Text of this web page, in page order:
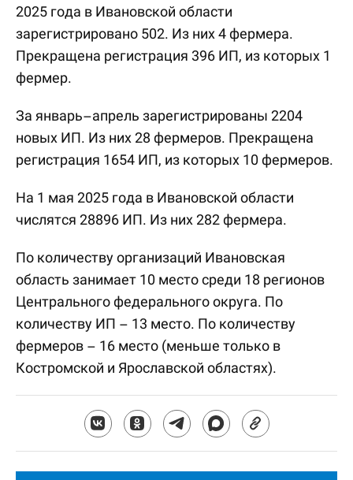
2025 года в Ивановской области
зарегистрировано 502. Из них 4 фермера.
Прекращена регистрация 396 ИП, из которых 1
фермер.
За январь–апрель зарегистрированы 2204
новых ИП. Из них 28 фермеров. Прекращена
регистрация 1654 ИП, из которых 10 фермеров.
На 1 мая 2025 года в Ивановской области
числятся 28896 ИП. Из них 282 фермера.
По количеству организаций Ивановская
область занимает 10 место среди 18 регионов
Центрального федерального округа. По
количеству ИП – 13 место. По количеству
фермеров – 16 место (меньше только в
Костромской и Ярославской областях).